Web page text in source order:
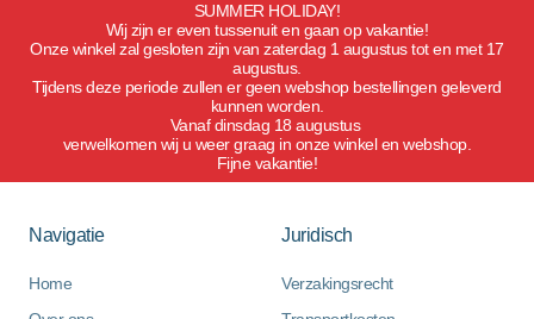
SUMMER HOLIDAY!
Wij zijn er even tussenuit en gaan op vakantie!
Onze winkel zal gesloten zijn van zaterdag 1 augustus tot en met 17
augustus.
Tijdens deze periode zullen er geen webshop bestellingen geleverd
kunnen worden.
Vanaf dinsdag 18 augustus
verwelkomen wij u weer graag in onze winkel en webshop.
Fijne vakantie!
Navigatie
Home
Juridisch
Verzakingsrecht